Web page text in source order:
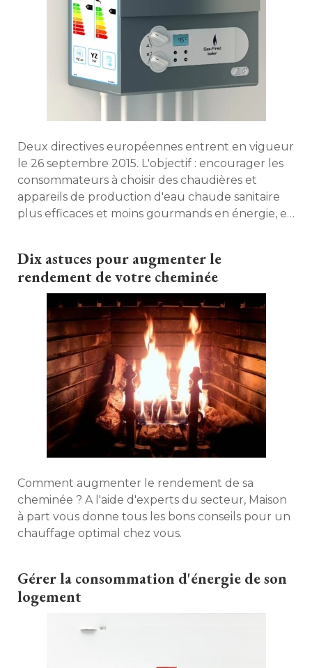
Deux directives européennes entrent en vigueur
le 26 septembre 2015. L'objectif : encourager les
consommateurs à choisir des chaudières et
appareils de production d'eau chaude sanitaire
plus efficaces et moins gourmands en énergie, et
Dix astuces pour augmenter le
rendement de votre cheminée
Comment augmenter le rendement de sa
cheminée ? A l'aide d'experts du secteur, Maison
à part vous donne tous les bons conseils pour un
chauffage optimal chez vous.
Gérer la consommation d'énergie de son
logement